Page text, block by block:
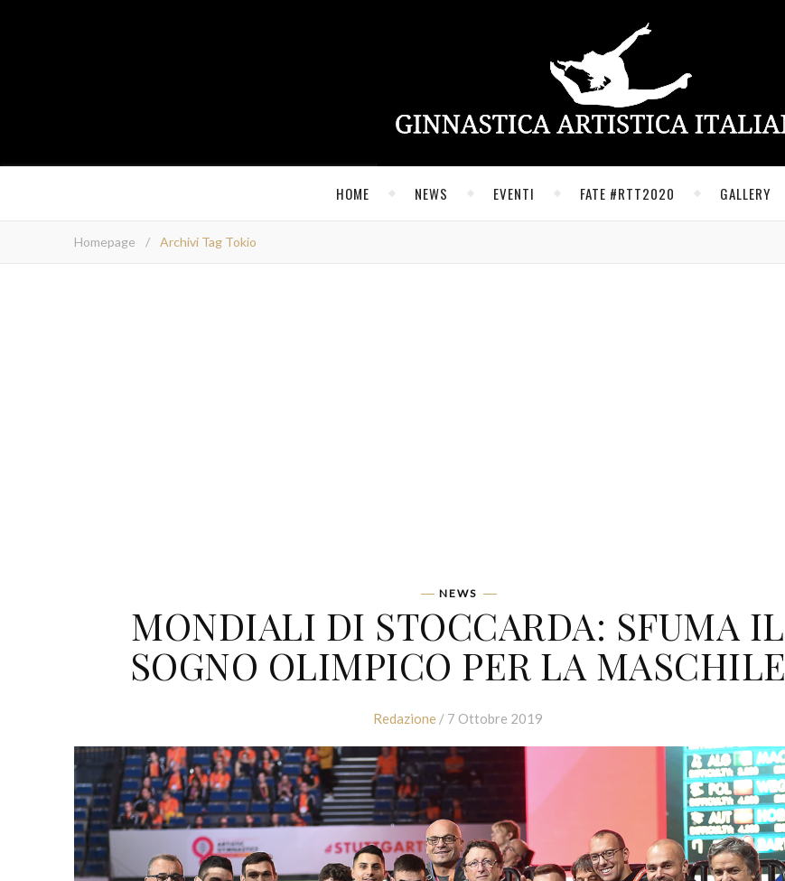
HOME NEWS EVENTI FATE #RTT2020 GALLERY
Homepage / Archivi Tag Tokio
NEWS
MONDIALI DI STOCCARDA: SFUMA IL
SOGNO OLIMPICO PER LA MASCHILE
Redazione / 7 Ottobre 2019